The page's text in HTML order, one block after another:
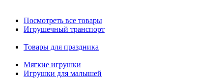
Посмотреть все товары
Игрушечный транспорт
Товары для праздника
Мягкие игрушки
Игрушки для малышей